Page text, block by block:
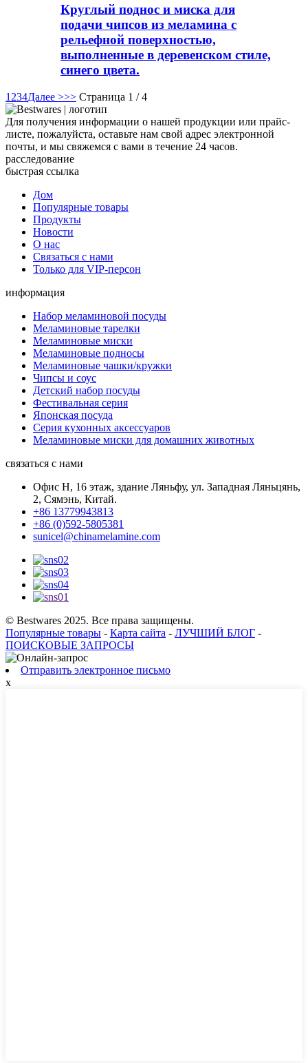
Круглый поднос и миска для
подачи чипсов из меламина с
рельефной поверхностью,
выполненные в деревенском стиле,
синего цвета.
1 234Далее >>> Страница 1 / 4
Для получения информации о нашей продукции или прайс-
листе, пожалуйста, оставьте нам свой адрес электронной
почты, и мы свяжемся с вами в течение 24 часов.
расследование
быстрая ссылка
Дом
Популярные товары
Продукты
Новости
О нас
Связаться с нами
Только для VIP-персон
информация
Набор меламиновой посуды
Меламиновые тарелки
Меламиновые миски
Меламиновые подносы
Меламиновые чашки/кружки
Чипсы и соус
Детский набор посуды
Фестивальная серия
Японская посуда
Серия кухонных аксессуаров
Меламиновые миски для домашних животных
связаться с нами
Офис H, 16 этаж, здание Ляньфу, ул. Западная Ляньцянь,
2, Сямэнь, Китай.
+86 13779943813
+86 (0)592-5805381
sunicel@chinamelamine.com
© Bestwares 2025. Все права защищены.
Популярные товары - Карта сайта - ЛУЧШИЙ БЛОГ -
ПОИСКОВЫЕ ЗАПРОСЫ
Отправить электронное письмо
x